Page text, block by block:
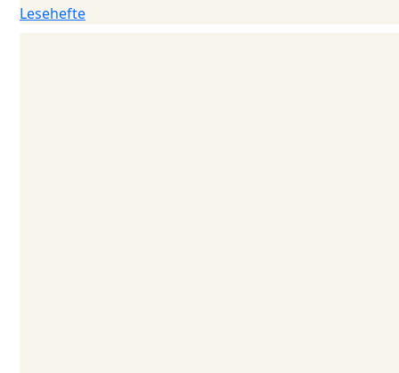
Lesehefte